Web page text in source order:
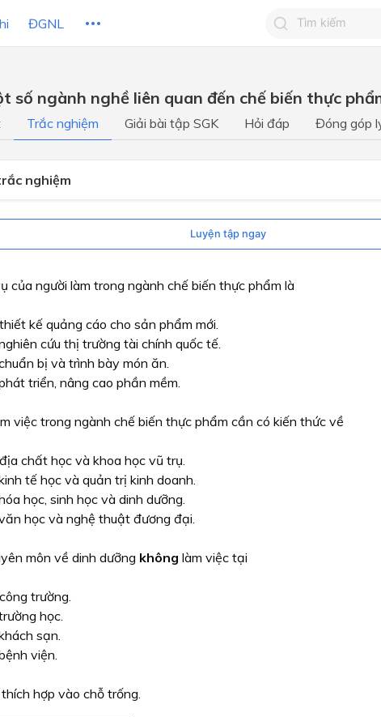
ĐGNL
Tìm kiếm
Tìm kiếm câu
bạn
HỌC CHỦ ĐỀ / CHƯƠNG
số ngành nghề liên quan đến chế biến thực
Trắc nghiệm Giải bài tập SGK Hỏi đáp Đóng góp
nghiệm
Luyện tập ngay
của người làm trong ngành chế biến thực phẩm là
thiết kế quảng cáo cho sản phẩm mới.
cứu thị trường tài chính quốc tế.
bị và trình bày món ăn.
triển, nâng cao phần mềm.
việc trong ngành chế biến thực phẩm cần có kiến thức về
địa chất học và khoa học vũ trụ.
tế học và quản trị kinh doanh.
học, sinh học và dinh dưỡng.
học và nghệ thuật đương đại.
môn về dinh dưỡng không làm việc tại
công trường.
học.
sạn.
viện.
hợp vào chỗ trống.